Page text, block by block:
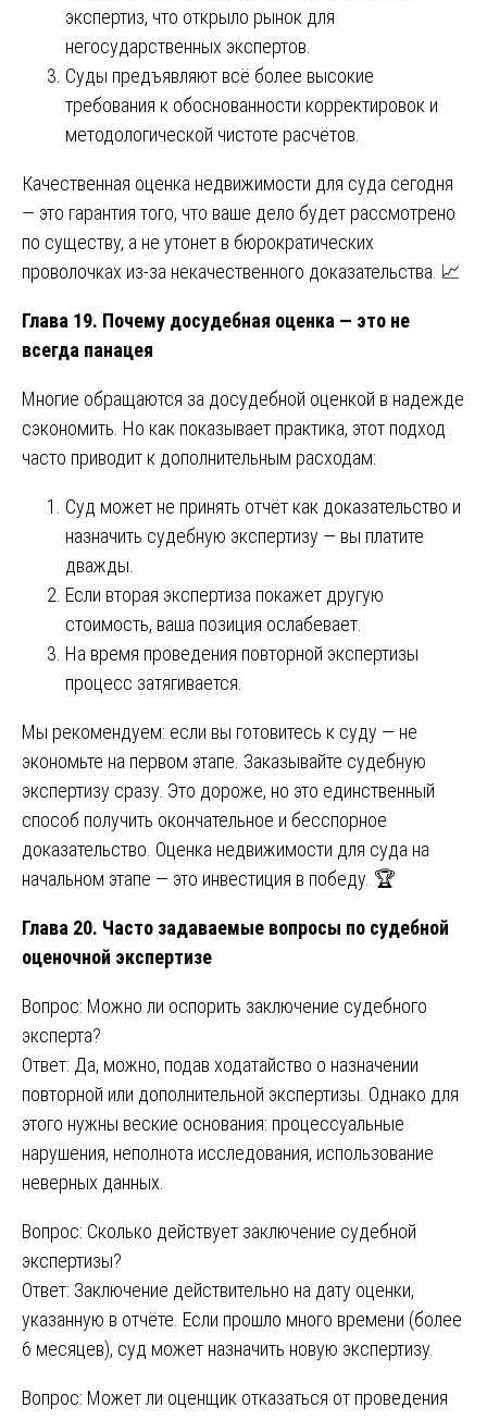
экспертиз, что открыло рынок для
негосударственных экспертов.
Суды предъявляют всё более высокие
требования к обоснованности корректировок и
методологической чистоте расчётов.
Качественная оценка недвижимости для суда сегодня
— это гарантия того, что ваше дело будет рассмотрено
по существу, а не утонет в бюрократических
проволочках из-за некачественного доказательства. 📈
Глава 19. Почему досудебная оценка — это не
всегда панацея
Многие обращаются за досудебной оценкой в надежде
сэкономить. Но как показывает практика, этот подход
часто приводит к дополнительным расходам:
Суд может не принять отчёт как доказательство и
назначить судебную экспертизу — вы платите
дважды.
Если вторая экспертиза покажет другую
стоимость, ваша позиция ослабевает.
На время проведения повторной экспертизы
процесс затягивается.
Мы рекомендуем: если вы готовитесь к суду — не
экономьте на первом этапе. Заказывайте судебную
экспертизу сразу. Это дороже, но это единственный
способ получить окончательное и бесспорное
доказательство. Оценка недвижимости для суда на
начальном этапе — это инвестиция в победу. 🏆
Глава 20. Часто задаваемые вопросы по судебной
оценочной экспертизе
Вопрос: Можно ли оспорить заключение судебного
эксперта?
Ответ: Да, можно, подав ходатайство о назначении
повторной или дополнительной экспертизы. Однако для
этого нужны веские основания: процессуальные
нарушения, неполнота исследования, использование
неверных данных.
Вопрос: Сколько действует заключение судебной
экспертизы?
Ответ: Заключение действительно на дату оценки,
указанную в отчёте. Если прошло много времени (более
6 месяцев), суд может назначить новую экспертизу.
Вопрос: Может ли оценщик отказаться от проведения